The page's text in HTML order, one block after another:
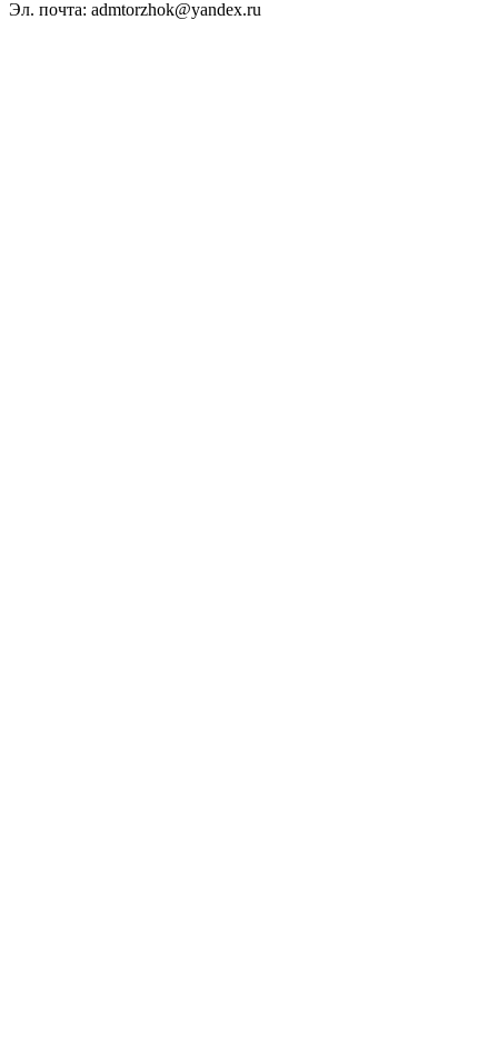
Эл. почта: admtorzhok@yandex.ru